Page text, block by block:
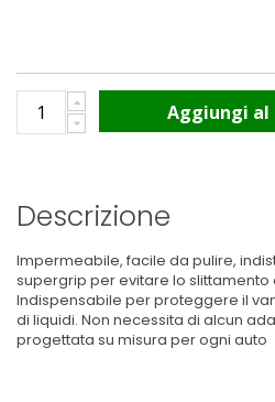
Aggiungi al
Descrizione
Impermeabile, facile da pulire,
supergrip per evitare lo
Indispensabile per proteggere il
di liquidi. Non necessita di alcun
progettata su misura per ogni auto